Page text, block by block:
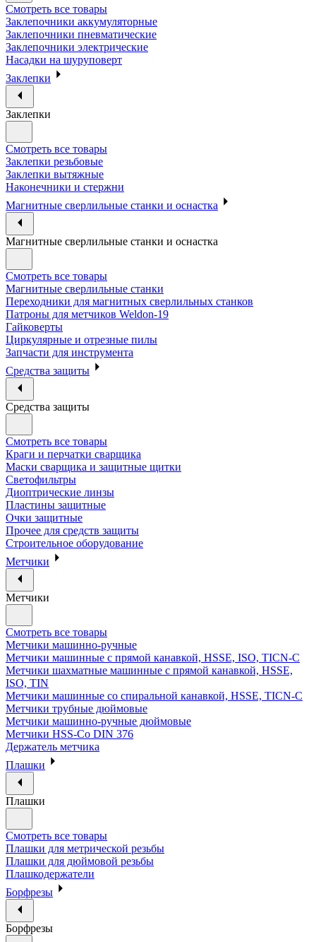
Смотреть все товары
Заклепочники аккумуляторные
Заклепочники пневматические
Заклепочники электрические
Насадки на шуруповерт
Заклепки
Заклепки
Смотреть все товары
Заклепки резьбовые
Заклепки вытяжные
Наконечники и стержни
Магнитные сверлильные станки и оснастка
Магнитные сверлильные станки и оснастка
Смотреть все товары
Магнитные сверлильные станки
Переходники для магнитных сверлильных станков
Патроны для метчиков Weldon-19
Гайковерты
Циркулярные и отрезные пилы
Запчасти для инструмента
Средства защиты
Средства защиты
Смотреть все товары
Краги и перчатки сварщика
Маски сварщика и защитные щитки
Светофильтры
Диоптрические линзы
Пластины защитные
Очки защитные
Прочее для средств защиты
Строительное оборудование
Метчики
Метчики
Смотреть все товары
Метчики машинно-ручные
Метчики машинные с прямой канавкой, HSSE, ISO, TICN-C
Метчики шахматные машинные с прямой канавкой, HSSE,
ISO, TIN
Метчики машинные со спиральной канавкой, HSSE, TICN-C
Метчики трубные дюймовые
Метчики машинно-ручные дюймовые
Метчики HSS-Co DIN 376
Держатель метчика
Плашки
Плашки
Смотреть все товары
Плашки для метрической резьбы
Плашки для дюймовой резьбы
Плашкодержатели
Борфрезы
Борфрезы